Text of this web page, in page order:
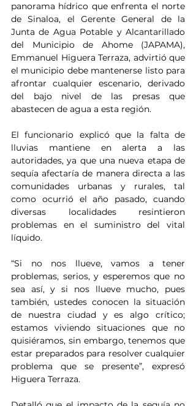
panorama hídrico que enfrenta el norte
de Sinaloa, el Gerente General de la
Junta de Agua Potable y Alcantarillado
del Municipio de Ahome (JAPAMA),
Emmanuel Higuera Terraza, advirtió que
el municipio debe mantenerse listo para
afrontar cualquier escenario, derivado
del bajo nivel de las presas que
abastecen de agua a esta región.
El funcionario explicó que la falta de
lluvias mantiene en alerta a las
autoridades, ya que una nueva etapa de
sequía afectaría de manera directa a las
comunidades urbanas y rurales, tal
como ocurrió el año pasado, cuando
diversas localidades resintieron
problemas en el suministro del vital
líquido.
“Si no nos llueve, vamos a tener
problemas, serios, y esperemos que no
sea así, y si nos llueve mucho, pues
también, ustedes conocen la situación
de nuestra ciudad y es algo crítico;
estamos viviendo situaciones que no
quisiéramos, sin embargo, tenemos que
estar preparados para resolver cualquier
problema que se presente”, expresó
Higuera Terraza.